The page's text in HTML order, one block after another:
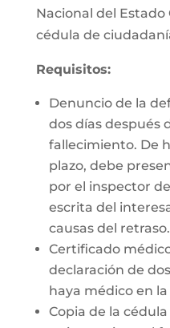
Nacional del Estado
cédula de
Requisitos:
Denuncio de la
dos días después
fallecimiento. De
plazo, debe
por el inspector
escrita del
causas del retraso.
Certificado
declaración de
haya médico en
Copia de la